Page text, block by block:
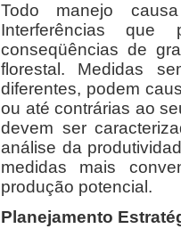
Todo manejo
Interferências que
conseqüências de
florestal. Medidas
diferentes, podem
ou até contrárias ao
devem ser
análise da
medidas mais
produção potencial.
Planejamento